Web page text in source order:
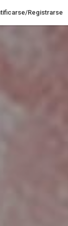
Registrarse